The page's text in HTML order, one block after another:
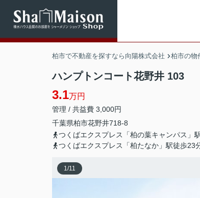
柏市で不動産を探すなら向陽株式会社 柏市の物
ハンプトンコート花野井 103
3.1万円
管理 / 共益費 3,000円
千葉県柏市花野井718-8
つくばエクスプレス「柏の葉キャンパス」
つくばエクスプレス「柏たなか」駅徒歩23
1/11